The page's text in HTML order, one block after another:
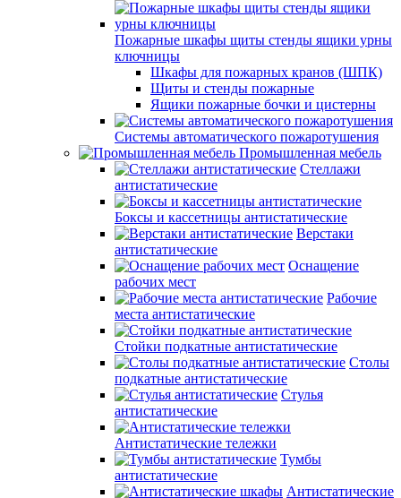
Пожарные шкафы щиты стенды ящики урны
ключницы
Шкафы для пожарных кранов (ШПК)
Щиты и стенды пожарные
Ящики пожарные бочки и цистерны
Системы автоматического пожаротушения
Промышленная мебель
Стеллажи
антистатические
Боксы и кассетницы антистатические
Верстаки
антистатические
Оснащение
рабочих мест
Рабочие
места антистатические
Стойки подкатные антистатические
Столы
подкатные антистатические
Стулья
антистатические
Антистатические тележки
Тумбы
антистатические
Антистатические